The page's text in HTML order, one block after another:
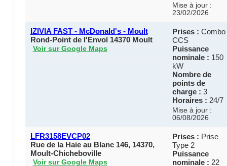
Mise à jour :
23/02/2026
IZIVIA FAST - McDonald's - Moult
Rond-Point de l'Envol 14370 Moult
Voir sur Google Maps
Prises : Combo
CCS
Puissance
nominale : 150
kW
Nombre de
points de
charge : 3
Horaires : 24/7
Mise à jour :
06/08/2026
LFR3158EVCP02
Rue de la Haie au Blanc 146, 14370,
Moult-Chicheboville
Voir sur Google Maps
Prises : Prise
Type 2
Puissance
nominale : 22